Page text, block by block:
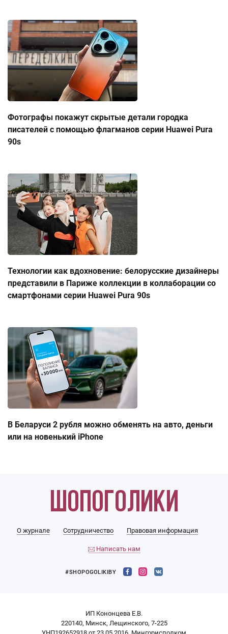
Фотографы покажут скрытые детали городка
писателей с помощью флагманов серии Huawei Pura
90s
Технологии как вдохновение: белорусские дизайнеры
представили в Париже коллекции в коллаборации со
смартфонами серии Huawei Pura 90s
В Беларуси 2 рубля можно обменять на авто, деньги
или на новенький iPhone
О журнале Сотрудничество Правовая информация
Написать нам
#SHOPOGOLIKIBY
ИП Кононцева Е.В.
220140, Минск, Лещинского, 7-225